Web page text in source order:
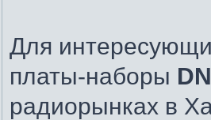
Для
платы-наборы
радиорынках в